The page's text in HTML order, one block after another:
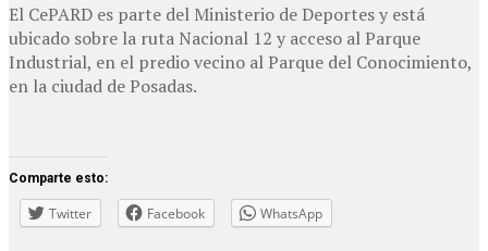
El CePARD es parte del Ministerio de Deportes y está
ubicado sobre la ruta Nacional 12 y acceso al Parque
Industrial, en el predio vecino al Parque del Conocimiento,
en la ciudad de Posadas.
Comparte esto:
Twitter Facebook WhatsApp